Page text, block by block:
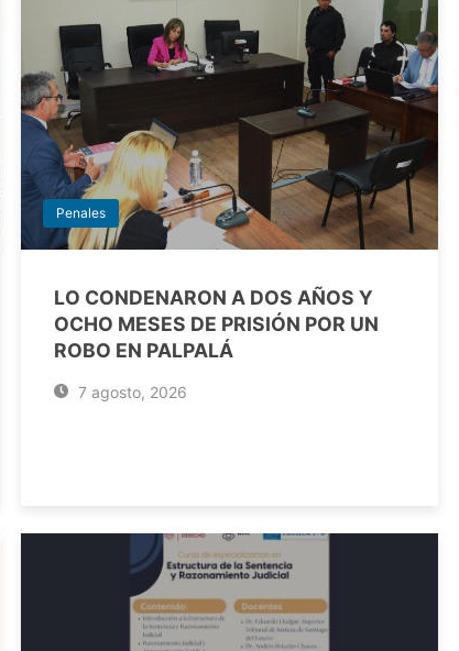
Penales
LO CONDENARON A DOS AÑOS Y
OCHO MESES DE PRISIÓN POR UN
ROBO EN PALPALÁ
7 agosto, 2026